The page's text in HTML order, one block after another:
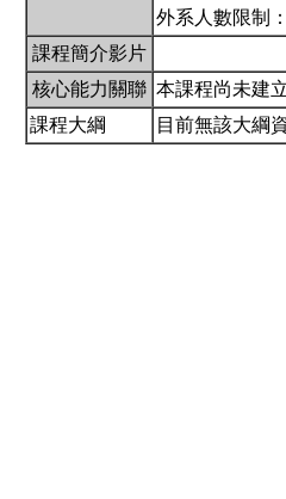
外系人數限制
課程簡介影片
核心能力關聯 本課程尚未建
課程大綱
目前無該大綱